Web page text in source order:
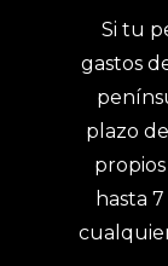
Si tu
gastos
plazo
hasta